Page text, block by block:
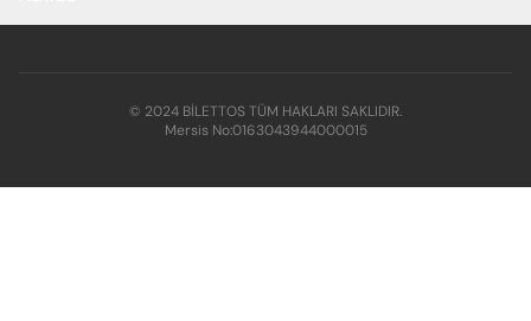
© 2024 BİLETTOS TÜM HAKLARI SAKLIDIR.
Mersis No:0163043944000015